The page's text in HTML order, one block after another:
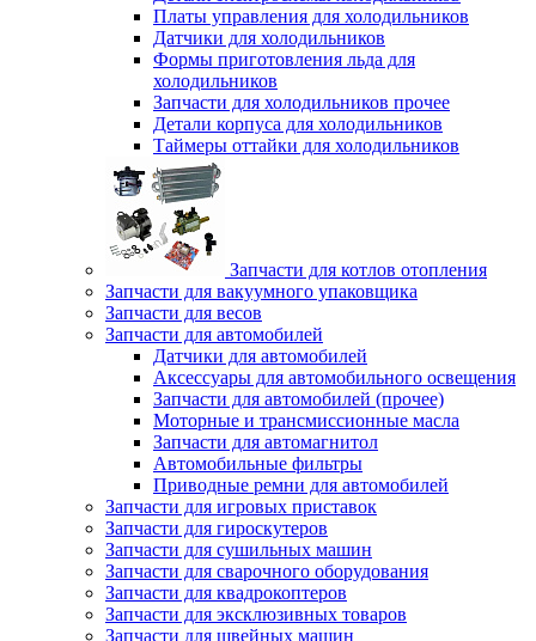
Платы управления для холодильников
Датчики для холодильников
Формы приготовления льда для
холодильников
Запчасти для холодильников прочее
Детали корпуса для холодильников
Таймеры оттайки для холодильников
Запчасти для котлов отопления
Запчасти для вакуумного упаковщика
Запчасти для весов
Запчасти для автомобилей
Датчики для автомобилей
Аксессуары для автомобильного освещения
Запчасти для автомобилей (прочее)
Моторные и трансмиссионные масла
Запчасти для автомагнитол
Автомобильные фильтры
Приводные ремни для автомобилей
Запчасти для игровых приставок
Запчасти для гироскутеров
Запчасти для сушильных машин
Запчасти для сварочного оборудования
Запчасти для квадрокоптеров
Запчасти для эксклюзивных товаров
Запчасти для швейных машин